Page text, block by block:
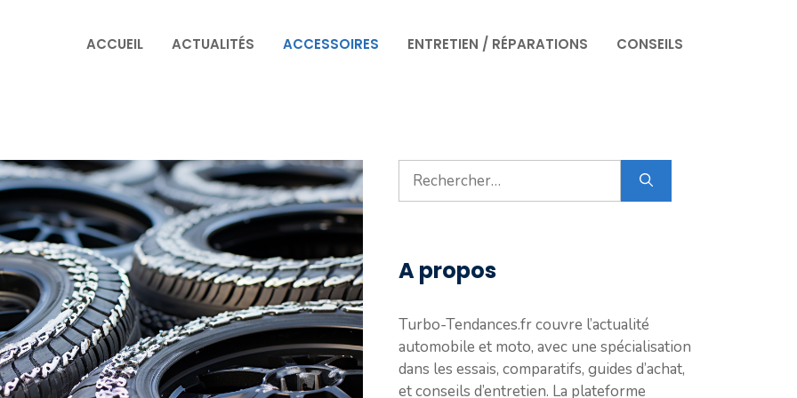
ACCUEIL ACTUALITÉS ACCESSOIRES ENTRETIEN / RÉPARATIONS CONSEILS
Rechercher :
A propos
Turbo-Tendances.fr couvre l’actualité
automobile et moto, avec une spécialisation
dans les essais, comparatifs, guides d’achat,
et conseils d’entretien. La plateforme